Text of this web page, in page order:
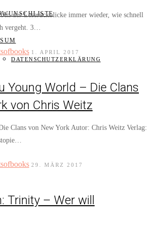
DATENSCHUTZERKLÄRUNG
der Leserückblicke immer wieder, wie schnell
vergeht. 3…
1. APRIL 2017
Young World – Die Clans
von Chris Weitz
Clans von New York Autor: Chris Weitz Verlag:
29. MÄRZ 2017
Trinity – Wer will